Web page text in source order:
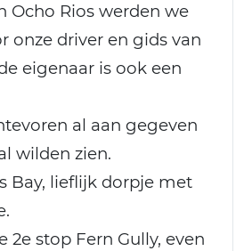
Ocho Rios werden we
onze driver en gids van
eigenaar is ook een
al aan gegeven
wilden zien.
Bay, lieflijk dorpje met
2e stop Fern Gully, even